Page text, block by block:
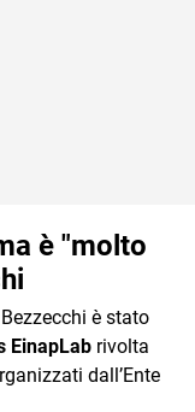
è "molto
è stato
EinapLab rivolta
dall’Ente